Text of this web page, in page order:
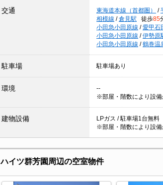
交通 東海道本線（首都圏） /
相模線 / 倉見駅 徒歩85
小田急小田原線 / 愛甲石
小田急小田原線 / 伊勢原
小田急小田原線 / 鶴巻温
駐車場 駐車場あり
環境
--
※部屋・階数により設備
建物設備
LPガス / 駐車場1台無料
※部屋・階数により設備
ハイツ群芳園周辺の空室物件